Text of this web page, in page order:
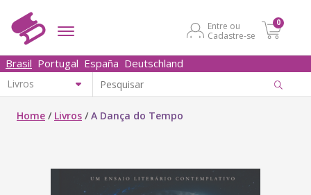
Entre ou
Cadastre-se
0
Brasil Portugal España Deutschland
Home / Livros /A Dança do Tempo